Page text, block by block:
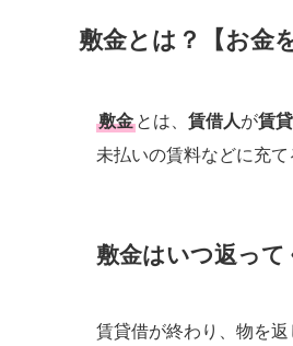
敷金とは？【お金
敷金 とは、 賃借人が賃
未払いの賃料などに充
敷金はいつ返って
賃貸借が終わり、物を